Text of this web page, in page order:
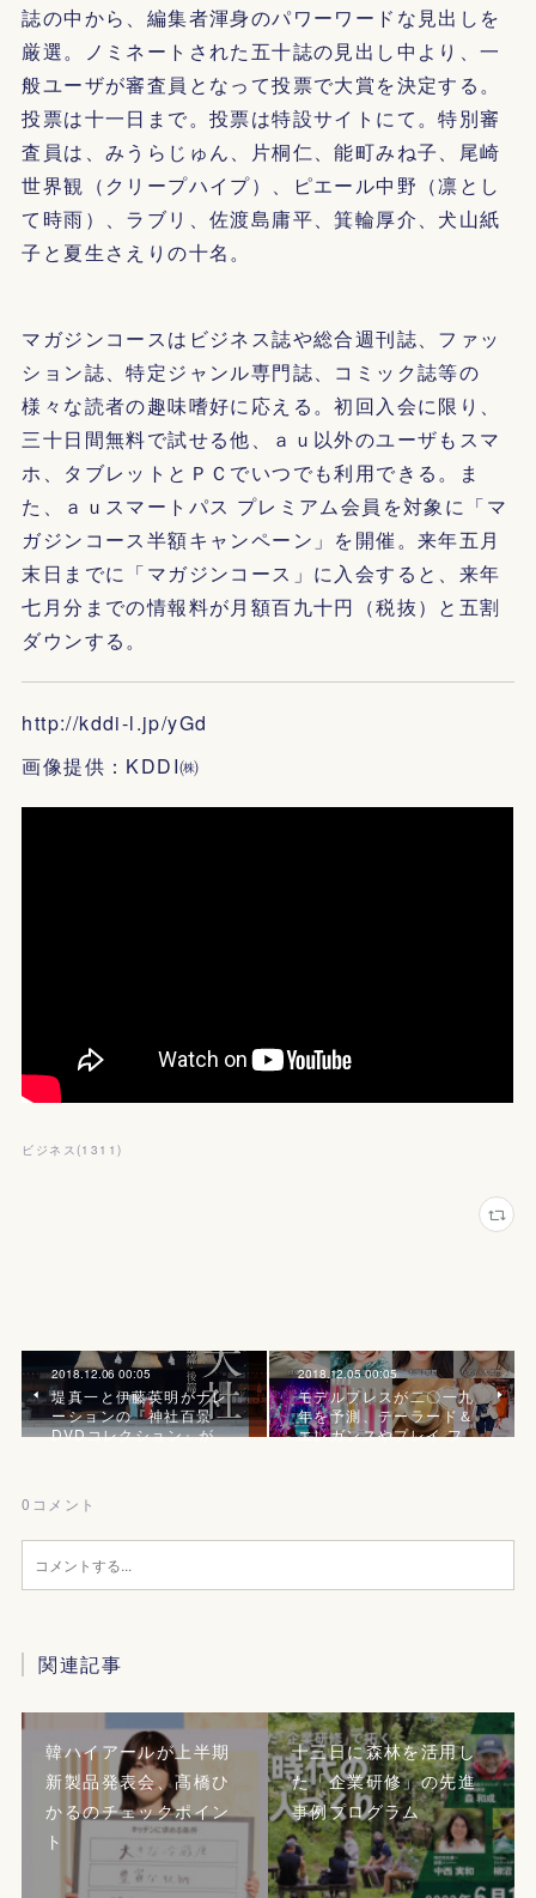
誌の中から、編集者渾身のパワーワードな見出しを
厳選。ノミネートされた五十誌の見出し中より、一
般ユーザが審査員となって投票で大賞を決定する。
投票は十一日まで。投票は特設サイトにて。特別審
査員は、みうらじゅん、片桐仁、能町みね子、尾崎
世界観（クリープハイプ）、ピエール中野（凛とし
て時雨）、ラブリ、佐渡島庸平、箕輪厚介、犬山紙
子と夏生さえりの十名。
マガジンコースはビジネス誌や総合週刊誌、ファッ
ション誌、特定ジャンル専門誌、コミック誌等の
様々な読者の趣味嗜好に応える。初回入会に限り、
三十日間無料で試せる他、ａｕ以外のユーザもスマ
ホ、タブレットとＰＣでいつでも利用できる。ま
た、ａｕスマートパス プレミアム会員を対象に「マ
ガジンコース半額キャンペーン」を開催。来年五月
末日までに「マガジンコース」に入会すると、来年
七月分までの情報料が月額百九十円（税抜）と五割
ダウンする。
http://kddi-l.jp/yGd
画像提供：KDDI㈱
ビジネス (1311 )
2018.12.06 00:05
堤真一と伊藤英明がナレ
ーションの『神社百景
DVDコレクション』が…
2018.12.05 00:05
モデルプレスが二〇一九
年を予測、テーラード＆
エレガンスやプレイ フ…
0 コメント
関連記事
韓ハイアールが上半期
新製品発表会、髙橋ひ
かるのチェックポイン
ト
十三日に森林を活用し
た「企業研修」の先進
事例プログラム